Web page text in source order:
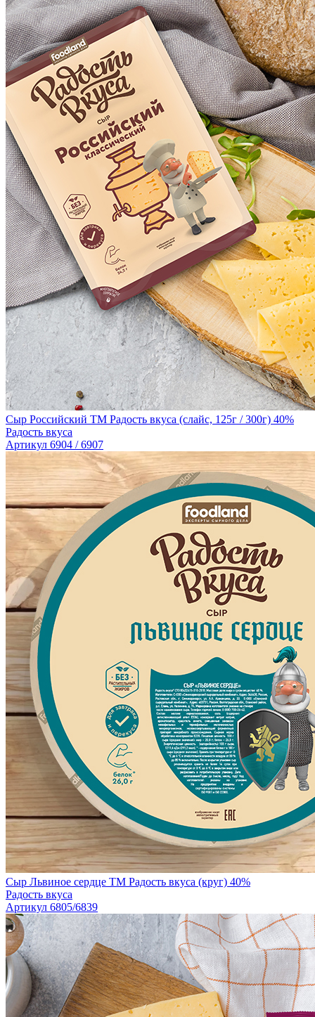
Сыр Российский TM Радость вкуса (слайс, 125г / 300г) 40%
Радость вкуса
Артикул 6904 / 6907
Сыр Львиное сердце TM Радость вкуса (круг) 40%
Радость вкуса
Артикул 6805/6839